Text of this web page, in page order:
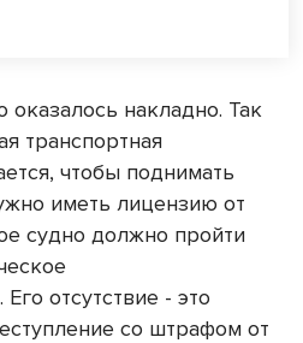
накладно. Так
транспортная
чтобы поднимать
иметь лицензию от
судно должно пройти
отсутствие - это
со штрафом от